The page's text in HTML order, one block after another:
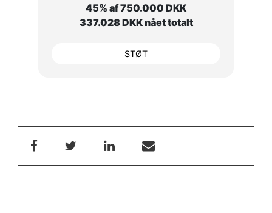
45% af 750.000 DKK
337.028 DKK nået totalt
STØT